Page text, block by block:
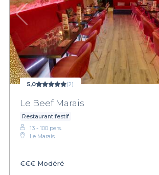
5,0 (2)
Le Beef Marais
Restaurant festif
13 - 100 pers.
Le Marais
€€€ Modéré